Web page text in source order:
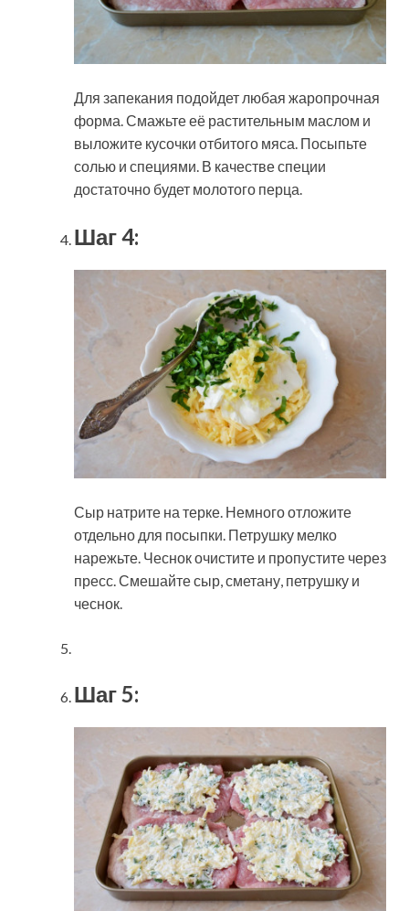
Для запекания подойдет любая жаропрочная
форма. Смажьте её растительным маслом и
выложите кусочки отбитого мяса. Посыпьте
солью и специями. В качестве специи
достаточно будет молотого перца.
Шаг 4:
Сыр натрите на терке. Немного отложите
отдельно для посыпки. Петрушку мелко
нарежьте. Чеснок очистите и пропустите через
пресс. Смешайте сыр, сметану, петрушку и
чеснок.
Шаг 5: